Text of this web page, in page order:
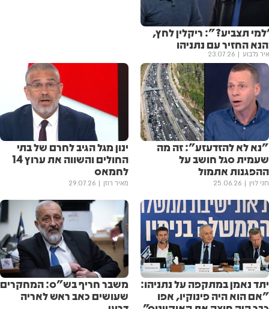
תצביע?": ריקלין לחץ,
החזיר עם נתניהו
גלבוע 23.07.26
"נא לא להזדעזע": זה מה
שעמית סגל חושב על
ההפגנות אתמול
חני לוין 25.06.26
ינון מגל הגיב לחרם של בתי
החולים והשווה את ערוץ 14
לחמאס
מאיר רוזן 29.07.26
יתד נאמן במתקפה על נתניהו:
״אם הוא היה פינוקיו, אפו
משבר חריף בש"ס: המחקרים
שעושים כאב ראש לאריה